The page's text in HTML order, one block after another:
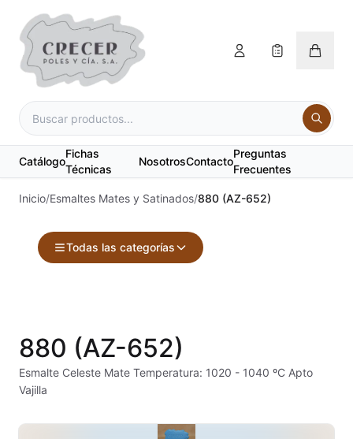
Catálogo
Fichas
Técnicas
NosotrosContacto
Preguntas
Frecuentes
Inicio/Esmaltes Mates y Satinados/880 (AZ-652)
Todas las categorías
Alambre Kanthal
880 (AZ-652)
Esmalte Celeste Mate Temperatura: 1020 - 1040 ºC Apto
Vajilla